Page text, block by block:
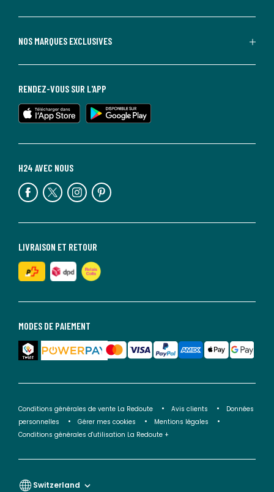
NOS MARQUES EXCLUSIVES
MODES DE PAIEMENT
LIVRAISON ET RETOUR
H24 AVEC NOUS
RENDEZ-VOUS SUR L'APP
Conditions générales de vente La Redoute Avis clients
Données
personnelles
Gérer mes cookies
Mentions légales
Conditions générales d'utilisation La Redoute +
Switzerland